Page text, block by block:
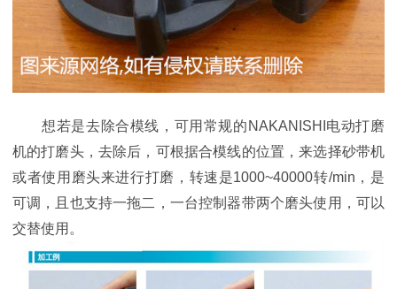
想若是去除合模线，可用常规的NAKANISHI电动打磨
机的打磨头，去除后，可根据合模线的位置，来选择砂带机
或者使用磨头来进行打磨，转速是1000~40000转/min，是
可调，且也支持一拖二，一台控制器带两个磨头使用，可以
交替使用。